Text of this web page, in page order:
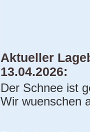
Aktueller
13.04.2026:
Der Schnee ist
Wir wuenschen